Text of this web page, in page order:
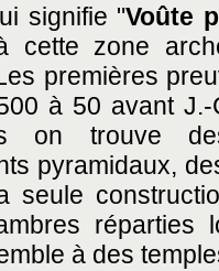
signifie "Voûte
cette zone
premières
à 50 avant
on trouve
pyramidaux,
seule
réparties
à des